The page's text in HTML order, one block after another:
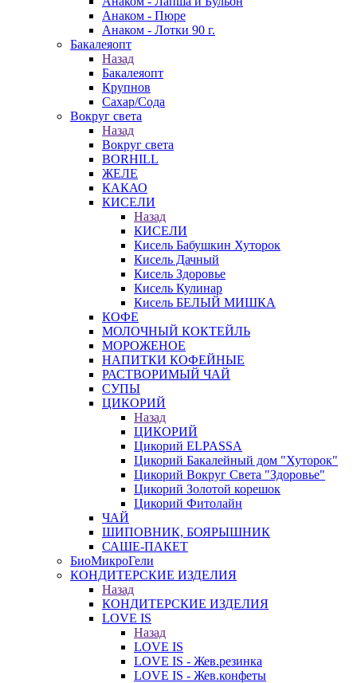
Анаком - Пюре
Анаком - Лотки 90 г.
Бакалеяопт
Назад
Бакалеяопт
Крупнов
Сахар/Сода
Вокруг света
Назад
Вокруг света
BORHILL
ЖЕЛЕ
КАКАО
КИСЕЛИ
Назад
КИСЕЛИ
Кисель Бабушкин Хуторок
Кисель Дачный
Кисель Здоровье
Кисель Кулинар
Кисель БЕЛЫЙ МИШКА
КОФЕ
МОЛОЧНЫЙ КОКТЕЙЛЬ
МОРОЖЕНОЕ
НАПИТКИ КОФЕЙНЫЕ
РАСТВОРИМЫЙ ЧАЙ
СУПЫ
ЦИКОРИЙ
Назад
ЦИКОРИЙ
Цикорий ELPASSA
Цикорий Бакалейный дом "Хуторок"
Цикорий Вокруг Света "Здоровье"
Цикорий Золотой корешок
Цикорий Фитолайн
ЧАЙ
ШИПОВНИК, БОЯРЫШНИК
САШЕ-ПАКЕТ
БиоМикроГели
КОНДИТЕРСКИЕ ИЗДЕЛИЯ
Назад
КОНДИТЕРСКИЕ ИЗДЕЛИЯ
LOVE IS
Назад
LOVE IS
LOVE IS - Жев.резинка
LOVE IS - Жев.конфеты